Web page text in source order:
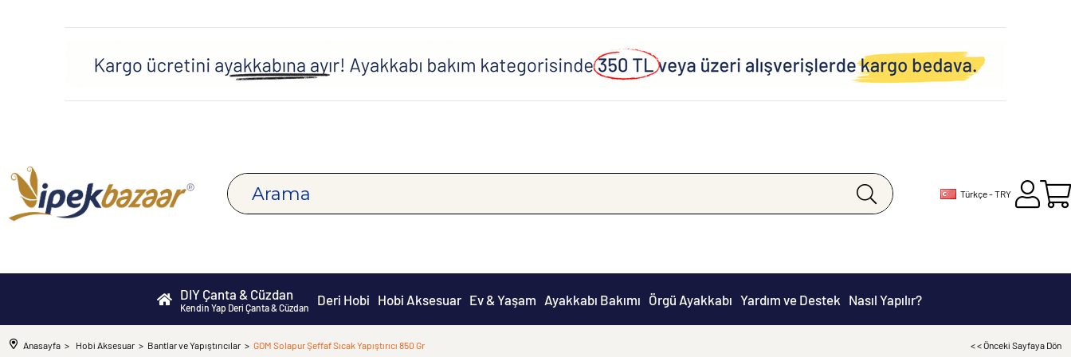
Türkçe - TRY
DIY Çanta & Cüzdan
Kendin Yap Deri Çanta & Cüzdan Deri Hobi Hobi Aksesuar Ev & Yaşam Ayakkabı Bakımı Örgü Ayakkabı Yardım ve Destek Nasıl Yapılır?
Anasayfa Hobi Aksesuar Bantlar ve Yapıştırıcılar GOM Solapur Şeffaf Sıcak Yapıştırıcı 850 Gr < < Önceki Sayfaya Dön